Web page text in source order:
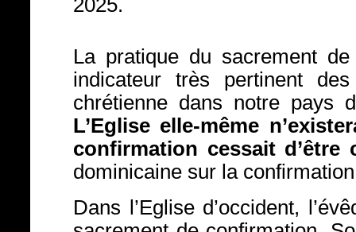
2025.
La pratique du sacrement
indicateur très pertinent
chrétienne dans notre pays
L’Eglise elle-même
confirmation cessait d’être
dominicaine sur la
Dans l’Eglise d’occident,